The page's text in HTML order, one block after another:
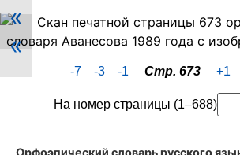
Скан
PDF-
страницы
673
Аванесова
«
«
-7 -3 -1 Стр. 673 +1
На номер страницы (1–688)
Орфоэпический словарь русского